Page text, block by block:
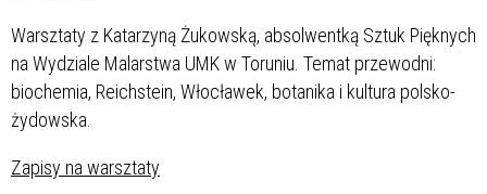
Warsztaty z Katarzyną Żukowską, absolwentką Sztuk Pięknych
na Wydziale Malarstwa UMK w Toruniu. Temat przewodni:
biochemia, Reichstein, Włocławek, botanika i kultura polsko-
żydowska.
Zapisy na warsztaty